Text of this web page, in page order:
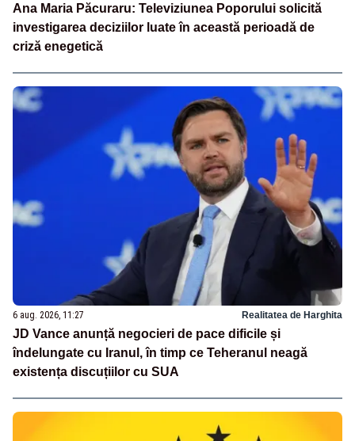
Ana Maria Păcuraru: Televiziunea Poporului solicită
investigarea deciziilor luate în această perioadă de
criză enegetică
6 aug. 2026, 11:27 Realitatea de Harghita
JD Vance anunță negocieri de pace dificile și
îndelungate cu Iranul, în timp ce Teheranul neagă
existența discuțiilor cu SUA